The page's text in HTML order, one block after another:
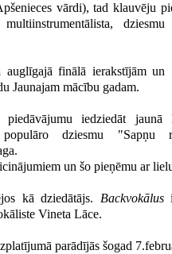
vārdi), tad klauvēju
auglīgajā finālā ierakstījām un
Jaunajam mācību gadam.
iedziedāt jaunā
dziesmu "Sapņu
un šo pieņēmu ar
kā dziedātājs. Backvokālus
Vineta Lāce.
parādījās šogad